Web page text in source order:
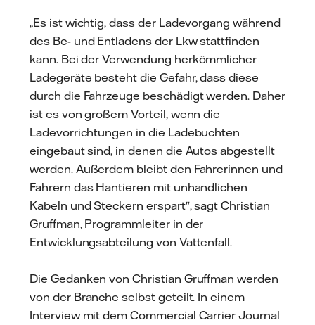
„Es ist wichtig, dass der Ladevorgang während
des Be- und Entladens der Lkw stattfinden
kann. Bei der Verwendung herkömmlicher
Ladegeräte besteht die Gefahr, dass diese
durch die Fahrzeuge beschädigt werden. Daher
ist es von großem Vorteil, wenn die
Ladevorrichtungen in die Ladebuchten
eingebaut sind, in denen die Autos abgestellt
werden. Außerdem bleibt den Fahrerinnen und
Fahrern das Hantieren mit unhandlichen
Kabeln und Steckern erspart", sagt Christian
Gruffman, Programmleiter in der
Entwicklungsabteilung von Vattenfall.
Die Gedanken von Christian Gruffman werden
von der Branche selbst geteilt. In einem
Interview mit dem Commercial Carrier Journal